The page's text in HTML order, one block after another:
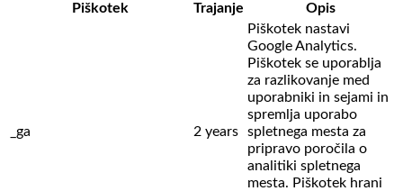
Piškotek
Trajanje Opis
_ga 2 years
Piškotek nastavi
Google Analytics.
Piškotek se uporablja
za razlikovanje med
uporabniki in sejami in
spremlja uporabo
spletnega mesta za
pripravo poročila o
analitiki spletnega
mesta. Piškotek hrani